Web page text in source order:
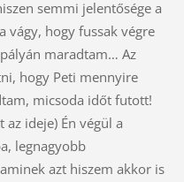
semmi jelentősége a
vágy, hogy fussak végre
maradtam… Az
hogy Peti mennyire
micsoda időt futott!
ideje) Én végül a
legnagyobb
azt hiszem akkor is